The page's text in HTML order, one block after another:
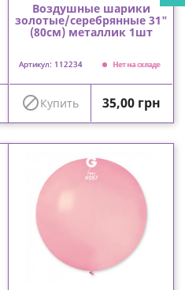
Воздушные шарики
золотые/серебрянные 31"
(80см) металлик 1шт
Артикул: 112234 Нет на складе
Купить Цена
35,00 грн